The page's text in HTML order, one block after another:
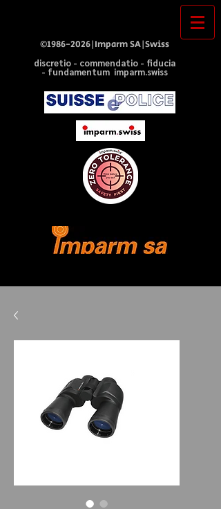
©1986-2026|Imparm SA|Swiss
discretio - commendatio - fiducia
- fundamentum imparm.swiss